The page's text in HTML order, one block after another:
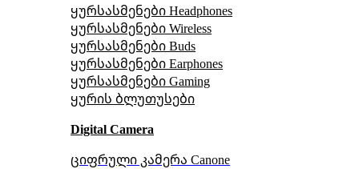
ყურსასმენები Headphones
ყურსასმენები Wireless
ყურსასმენები Buds
ყურსასმენები Earphones
ყურსასმენები Gaming
ყურის ბლუთუსები
Digital Camera
ციფრული კამერა Сanone